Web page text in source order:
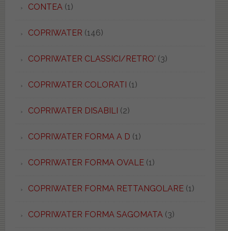
CONTEA (1)
COPRIWATER (146)
COPRIWATER CLASSICI/RETRO' (3)
COPRIWATER COLORATI (1)
COPRIWATER DISABILI (2)
COPRIWATER FORMA A D (1)
COPRIWATER FORMA OVALE(1)
COPRIWATER FORMA RETTANGOLARE(1)
COPRIWATER FORMA SAGOMATA (3)